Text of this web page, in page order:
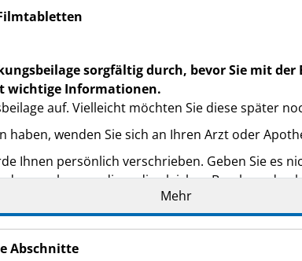
sorgfältig durch, bevor Sie mit
wichtige Informationen.
auf. Vielleicht möchten Sie diese später
haben, wenden Sie sich an Ihren Arzt oder
Ihnen persönlich verschrieben. Geben Sie es
auch wenn diese die gleichen Beschwerden
in dieser Packungsbeilage angegeben sind.
Mehr
Abschnitte